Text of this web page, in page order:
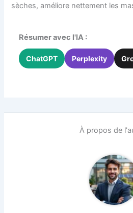
sèches, améliore nettement les
Résumer avec l'IA :
ChatGPT Perplexity
À propos de